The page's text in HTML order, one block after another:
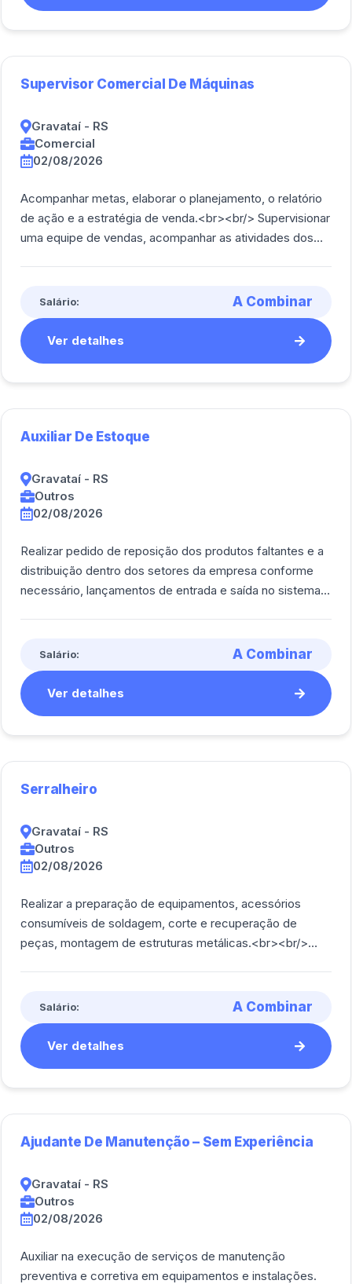
Supervisor Comercial De Máquinas
Gravataí - RS
Comercial
02/08/2026
Acompanhar metas, elaborar o planejamento, o relatório
de ação e a estratégia de venda.<br><br/> Supervisionar
uma equipe de vendas, acompanhar as atividades dos
Salário: A Combinar
Ver detalhes
Auxiliar De Estoque
Gravataí - RS
Outros
02/08/2026
Realizar pedido de reposição dos produtos faltantes e a
distribuição dentro dos setores da empresa conforme
necessário, lançamentos de entrada e saída no sistema e
Salário: A Combinar
Ver detalhes
Serralheiro
Gravataí - RS
Outros
02/08/2026
Realizar a preparação de equipamentos, acessórios
consumíveis de soldagem, corte e recuperação de
peças, montagem de estruturas metálicas.<br><br/>
Salário: A Combinar
Ver detalhes
Ajudante De Manutenção – Sem Experiência
Gravataí - RS
Outros
02/08/2026
Auxiliar na execução de serviços de manutenção
preventiva e corretiva em equipamentos e instalações.